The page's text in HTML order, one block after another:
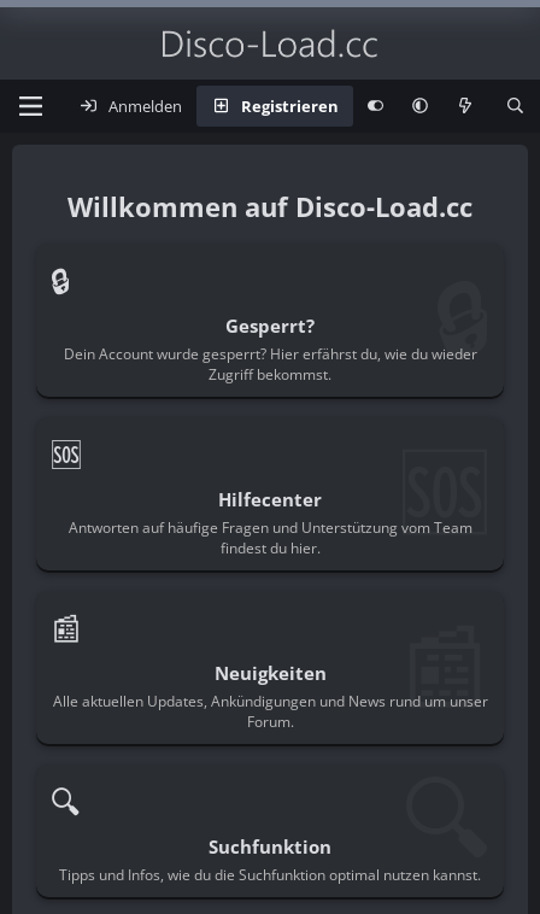
Anmelden Registrieren
Disco-Load.cc
🔒
Gesperrt?
Dein Account wurde gesperrt? Hier erfährst du, wie du wieder
Zugriff bekommst.
🔒
🆘
Hilfecenter
Antworten auf häufige Fragen und Unterstützung vom Team
findest du hier.
🆘
📰
Neuigkeiten
Alle aktuellen Updates, Ankündigungen und News rund um unser
Forum.
📰
🔍
Suchfunktion
Tipps und Infos, wie du die Suchfunktion optimal nutzen kannst.